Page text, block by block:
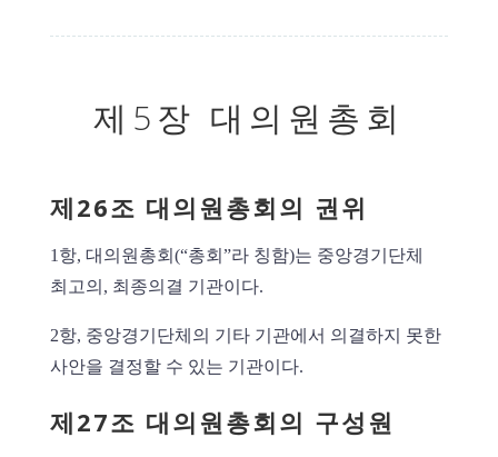
제5장 대의원총회
제26조 대의원총회의 권위
1항, 대의원총회(“총회”라 칭함)는 중앙경기단체
최고의, 최종의결 기관이다.
2항, 중앙경기단체의 기타 기관에서 의결하지 못한
사안을 결정할 수 있는 기관이다.
제27조 대의원총회의 구성원